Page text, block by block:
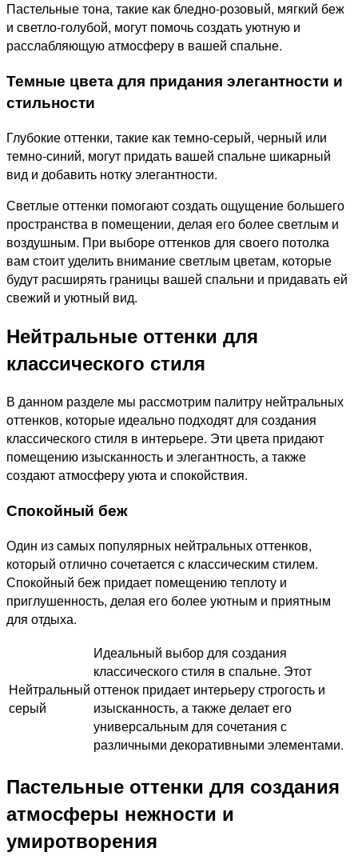
Пастельные тона, такие как бледно-розовый, мягкий беж
и светло-голубой, могут помочь создать уютную и
расслабляющую атмосферу в вашей спальне.
Темные цвета для придания элегантности и
стильности
Глубокие оттенки, такие как темно-серый, черный или
темно-синий, могут придать вашей спальне шикарный
вид и добавить нотку элегантности.
Светлые оттенки помогают создать ощущение большего
пространства в помещении, делая его более светлым и
воздушным. При выборе оттенков для своего потолка
вам стоит уделить внимание светлым цветам, которые
будут расширять границы вашей спальни и придавать ей
свежий и уютный вид.
Нейтральные оттенки для
классического стиля
В данном разделе мы рассмотрим палитру нейтральных
оттенков, которые идеально подходят для создания
классического стиля в интерьере. Эти цвета придают
помещению изысканность и элегантность, а также
создают атмосферу уюта и спокойствия.
Спокойный беж
Один из самых популярных нейтральных оттенков,
который отлично сочетается с классическим стилем.
Спокойный беж придает помещению теплоту и
приглушенность, делая его более уютным и приятным
для отдыха.
Нейтральный
серый
Идеальный выбор для создания
классического стиля в спальне. Этот
оттенок придает интерьеру строгость и
изысканность, а также делает его
универсальным для сочетания с
различными декоративными элементами.
Пастельные оттенки для создания
атмосферы нежности и
умиротворения